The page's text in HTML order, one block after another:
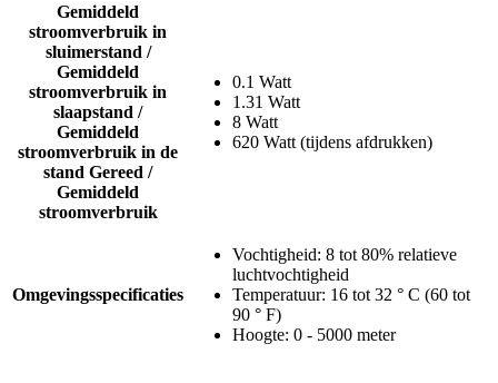
Gemiddeld
stroomverbruik in
sluimerstand /
Gemiddeld
stroomverbruik in
slaapstand /
Gemiddeld
stroomverbruik in de
stand Gereed /
Gemiddeld
stroomverbruik
0.1 Watt
1.31 Watt
8 Watt
620 Watt (tijdens afdrukken)
Omgevingsspecificaties
Vochtigheid: 8 tot 80% relatieve
luchtvochtigheid
Temperatuur: 16 tot 32 ° C (60 tot
90 ° F)
Hoogte: 0 - 5000 meter